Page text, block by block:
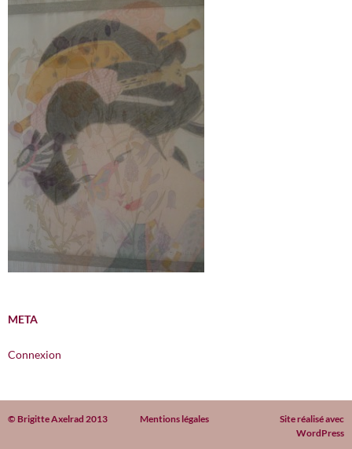
META
Connexion
© Brigitte Axelrad 2013 Mentions légales
Site réalisé avec
WordPress